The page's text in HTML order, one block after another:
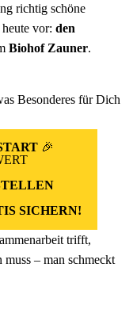
richtig schöne
vor: den
Biohof Zauner.
Besonderes für Dich
🎉
SICHERN!
trifft,
– man schmeckt